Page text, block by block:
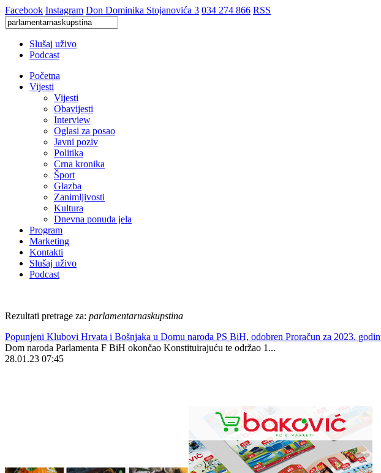
Facebook Instagram Don Dominika Stojanovića 3 034 274 866 RSS
Slušaj uživo
Podcast
Početna
Vijesti
Vijesti
Obavijesti
Interview
Oglasi za posao
Javni poziv
Politika
Crna kronika
Šport
Glazba
Zanimljivosti
Kultura
Dnevna ponuda jela
Program
Marketing
Kontakti
Slušaj uživo
Podcast
Rezultati pretrage za: parlamentarnaskupstina
Popunjeni Klubovi Hrvata i Bošnjaka u Domu naroda PS BiH, odobren Proračun za 2023.
Dom naroda Parlamenta F BiH okončao Konstituirajuću te održao 1...
28.01.23 07:45